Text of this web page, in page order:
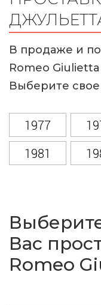
В продаже и
Romeo
Выберите свое
1977
1981
1993
1997
Вас
Romeo